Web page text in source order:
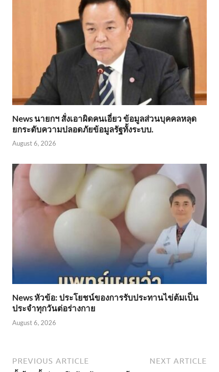
News นายกฯ สั่งเอาผิดคนเอี่ยว ข้อมูลส่วนบุคคลหลุด
ยกระดับความปลอดภัยข้อมูลรัฐทั้งระบบ.
August 6, 2026
News หัวข้อ: ประโยชน์ของการรับประทานไข่ต้มเป็น
ประจำทุกวันต่อร่างกาย
August 6, 2026
PREVIOUS ARTICLE NEXT ARTICLE